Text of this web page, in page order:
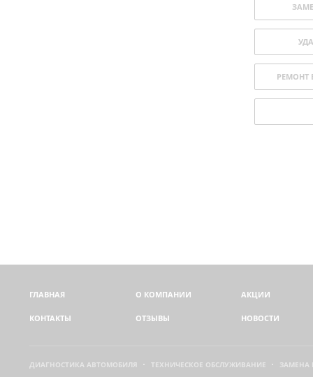
РЕМОНТ
ГЛАВНАЯ
КОНТАКТЫ
О КОМПАНИИ
ОТЗЫВЫ
АКЦИИ
НОВОСТИ
ДИАГНОСТИКА АВТОМОБИЛЯ ТЕХНИЧЕСКОЕ ОБСЛУЖИВАНИЕ ЗАМЕНА